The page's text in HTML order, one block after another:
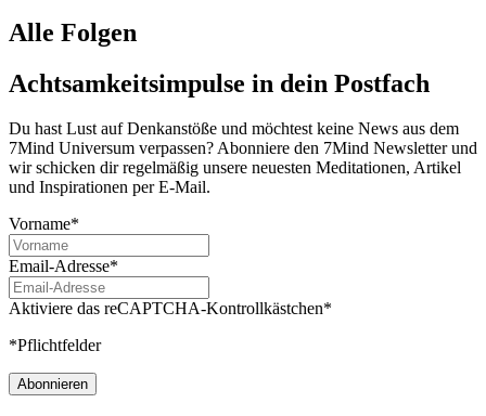
Alle Folgen
Achtsamkeitsimpulse in dein Postfach
Du hast Lust auf Denkanstöße und möchtest keine News aus dem
7Mind Universum verpassen? Abon­niere den 7Mind News­let­ter und
wir schicken dir regelmäßig unsere neuesten Meditationen, Artikel
und Inspirationen per E-Mail.
Vorname*
Email-Adresse*
Aktiviere das reCAPTCHA-Kontrollkästchen*
*Pflichtfelder
Abonnieren